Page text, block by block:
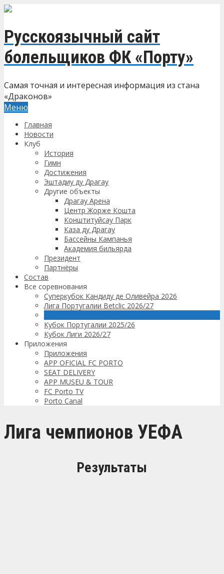
Русскоязычный сайт
болельщиков ФК «Порту»
Самая точная и интересная информация из стана
«Драконов»
Меню
Главная
Новости
Клуб
История
Гимн
Достижения
Эштадиу ду Драгау
Другие объекты
Драгау Арена
Центр Жорже Кошта
Конштитуйсау Парк
Каза ду Драгау
Бассейны Кампанья
Академия бильярда
Президент
Партнёры
Состав
Все соревнования
Суперкубок Кандиду де Оливейра 2026
Лига Португалии Betclic 2026/27
Кубок Португалии 2025/26
Кубок Лиги 2026/27
Приложения
Приложения
APP OFICIAL FC PORTO
SEAT DELIVERY
APP MUSEU & TOUR
FC Porto TV
Porto Canal
Лига чемпионов УЕФА
Результаты